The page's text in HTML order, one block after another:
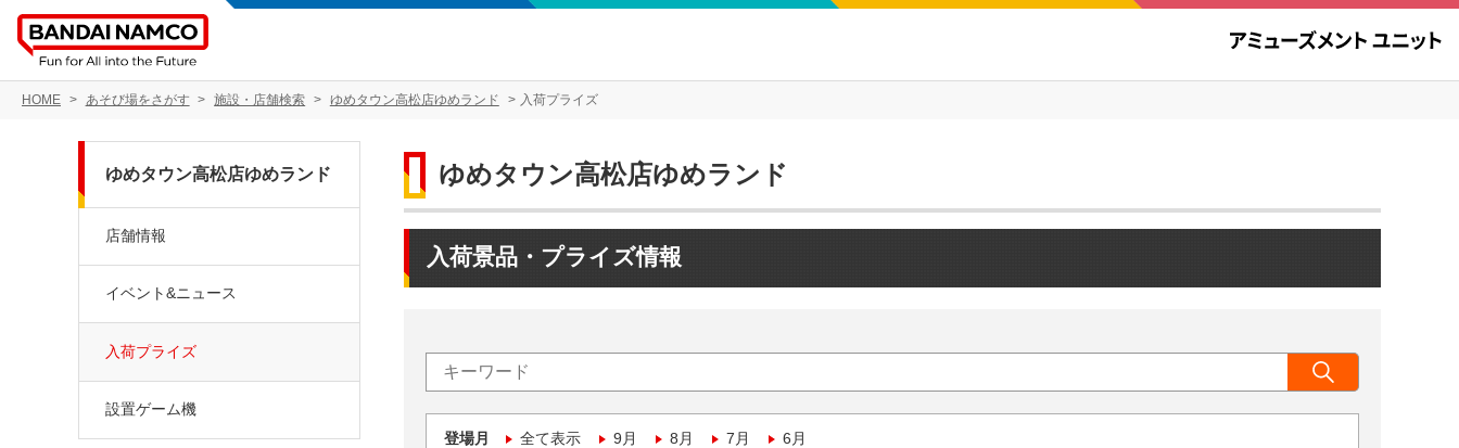
HOME あそび場をさがす 施設・店舗検索 ゆめタウン高松店ゆめランド 入荷プライズ
ゆめタウン高松店ゆめランド
入荷景品・プライズ情報
登場月 全て表示 9月 8月 7月 6月
ゆめタウン高松店ゆめランド
店舗情報
イベント&ニュース
入荷プライズ
設置ゲーム機